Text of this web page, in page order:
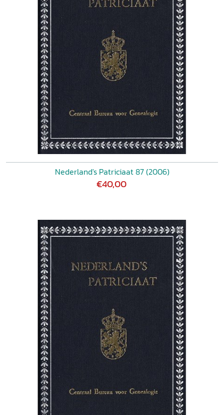
Nederland's Patriciaat 87 (2006)
€40,00